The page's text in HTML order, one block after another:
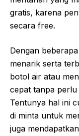
gratis, karena
secara free.
Dengan
menarik serta
botol air atau
cepat tanpa
Tentunya hal ini
di minta untuk
juga